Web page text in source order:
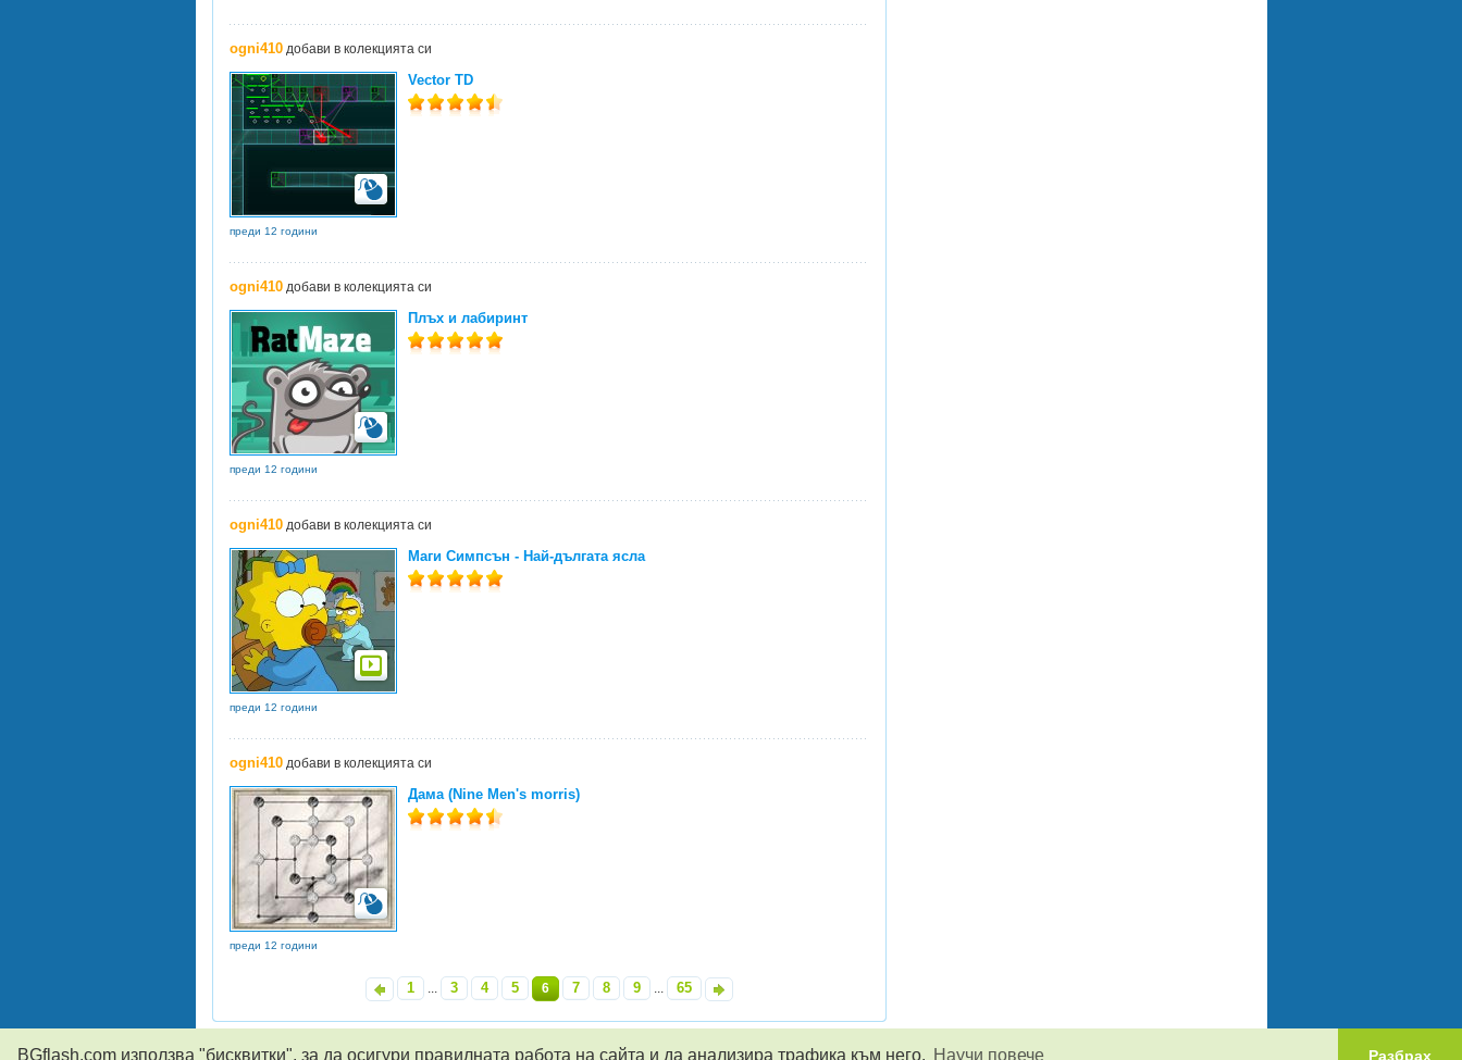
BGflash.com използва "бисквитки", за да осигури правилната работа на сайта и да анализира трафика към него. Научи повече Разбрах
ogni410добави в колекцията си
Vector TD
преди 12 години
ogni410добави в колекцията си
Плъх и лабиринт
преди 12 години
ogni410добави в колекцията си
Маги Симпсън - Най-дългата ясла
преди 12 години
ogni410добави в колекцията си
Дама (Nine Men's morris)
преди 12 години
1 ... 3 4 5 6 7 8 9 ... 65»